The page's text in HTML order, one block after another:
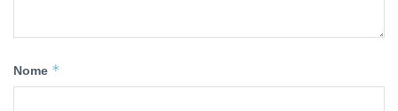
Nome *